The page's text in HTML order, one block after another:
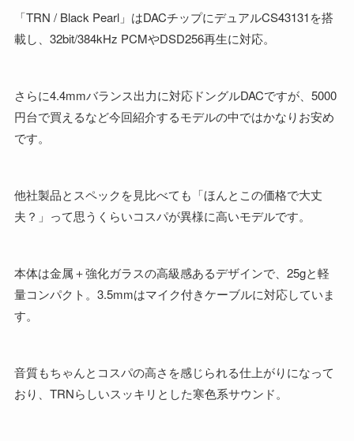
「TRN / Black Pearl」はDACチップにデュアルCS43131を搭
載し、32bit/384kHz PCMやDSD256再生に対応。
さらに4.4mmバランス出力に対応ドングルDACですが、5000
円台で買えるなど今回紹介するモデルの中ではかなりお安め
です。
他社製品とスペックを見比べても「ほんとこの価格で大丈
夫？」って思うくらいコスパが異様に高いモデルです。
本体は金属＋強化ガラスの高級感あるデザインで、25gと軽
量コンパクト。3.5mmはマイク付きケーブルに対応していま
す。
音質もちゃんとコスパの高さを感じられる仕上がりになって
おり、TRNらしいスッキリとした寒色系サウンド。